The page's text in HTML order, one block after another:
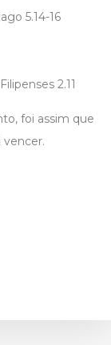
5.14-16
2.11
foi assim que